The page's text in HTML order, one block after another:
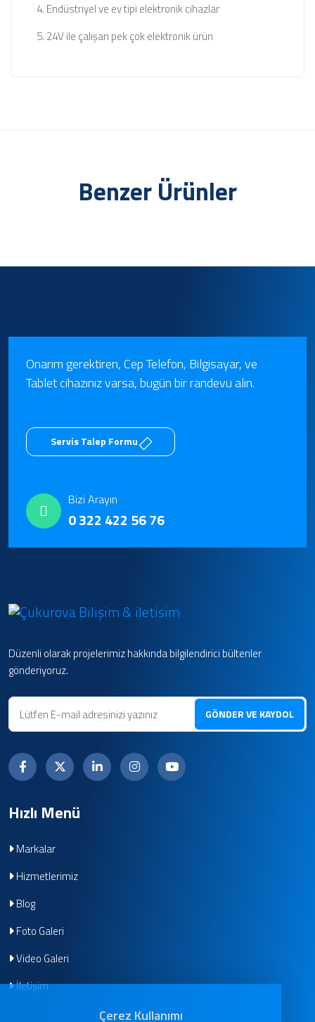
Endüstriyel ve ev tipi elektronik cihazlar
24V ile çalışan pek çok elektronik ürün
Benzer Ürünler
Onarım gerektiren, Cep Telefon, Bilgisayar, ve
Tablet cihazınız varsa, bugün bir randevu alın.
Servis Talep Formu
Bizi Arayın
0 322 422 56 76
Düzenli olarak projelerimiz hakkında bilgilendirici bültenler
gönderiyoruz.
GÖNDER VE KAYDOL
Hızlı Menü
Markalar
Hizmetlerimiz
Blog
Foto Galeri
Video Galeri
İletişim
Çerez Kullanımı